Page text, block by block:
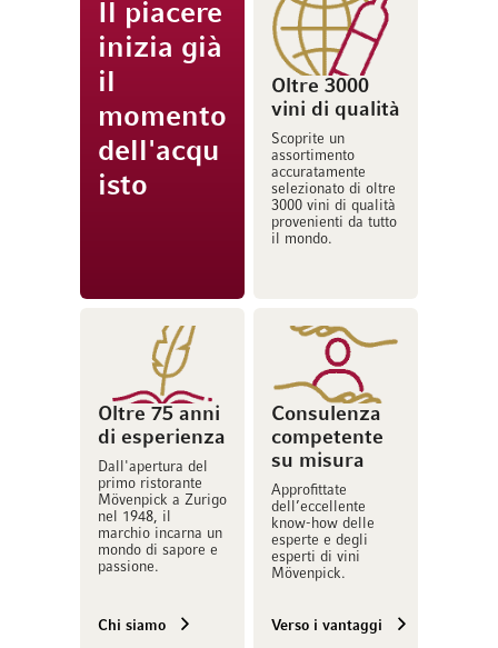
Il piacere
inizia già
il
momento
dell'acqu
isto
Oltre 3000
vini di qualità
Scoprite un
assortimento
accuratamente
selezionato di oltre
3000 vini di qualità
provenienti da tutto
il mondo.
Oltre 75 anni
di esperienza
Dall'apertura del
primo ristorante
Mövenpick a Zurigo
nel 1948, il
marchio incarna un
mondo di sapore e
passione.
Chi siamo
Consulenza
competente
su misura
Approfittate
dell’eccellente
know-how delle
esperte e degli
esperti di vini
Mövenpick.
Verso i vantaggi